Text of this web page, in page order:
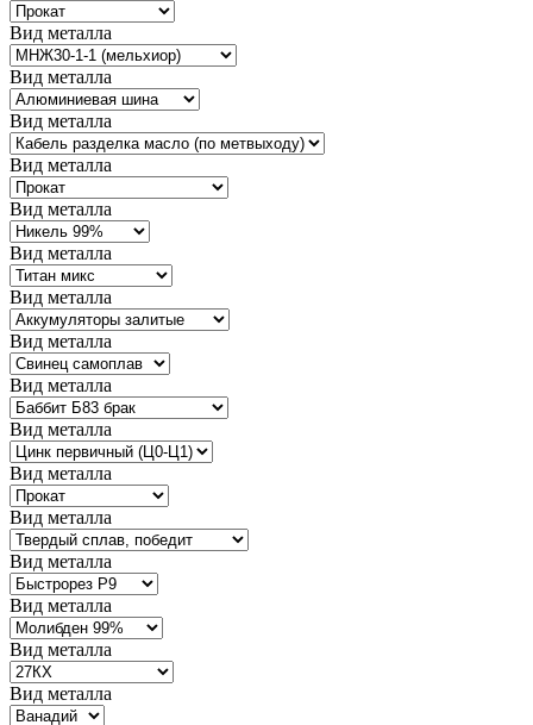
Вид металла
Вид металла
Вид металла
Вид металла
Вид металла
Вид металла
Вид металла
Вид металла
Вид металла
Вид металла
Вид металла
Вид металла
Вид металла
Вид металла
Вид металла
Вид металла